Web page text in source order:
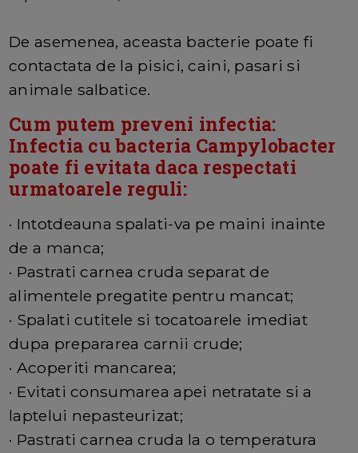
De asemenea, aceasta bacterie poate fi
contactata de la pisici, caini, pasari si
animale salbatice.
Cum putem preveni infectia:
Infectia cu bacteria Campylobacter
poate fi evitata daca respectati
urmatoarele reguli:
· Intotdeauna spalati-va pe maini inainte
de a manca;
· Pastrati carnea cruda separat de
alimentele pregatite pentru mancat;
· Spalati cutitele si tocatoarele imediat
dupa prepararea carnii crude;
· Acoperiti mancarea;
· Evitati consumarea apei netratate si a
laptelui nepasteurizat;
· Pastrati carnea cruda la o temperatura